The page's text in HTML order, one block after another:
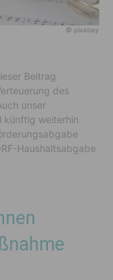
© pixabay
Beitrag
des
unser
künftig weiterhin
Haushaltsabgabe